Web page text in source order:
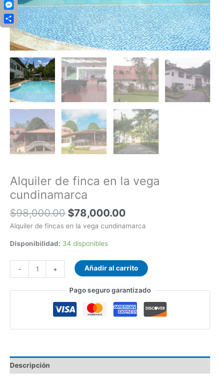
Alquiler de finca en la vega
cundinamarca
$98,000.00 $78,000.00
Alquiler de fincas en la vega cundinamarca
Disponibilidad: 34 disponibles
- + Añadir al carrito
Pago seguro garantizado
Descripción
Link
Messenger
Compartir